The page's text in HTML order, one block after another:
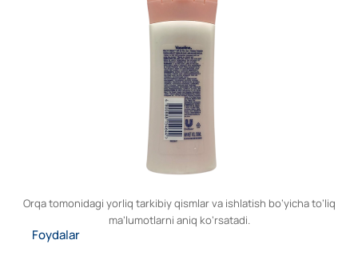
Orqa tomonidagi yorliq tarkibiy qismlar va ishlatish bo‘yicha to‘liq
ma’lumotlarni aniq ko‘rsatadi.
Foydalar